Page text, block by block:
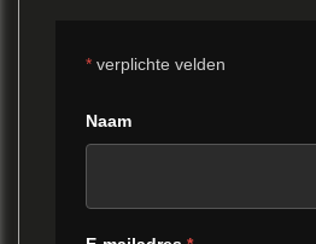
*verplichte velden
Naam